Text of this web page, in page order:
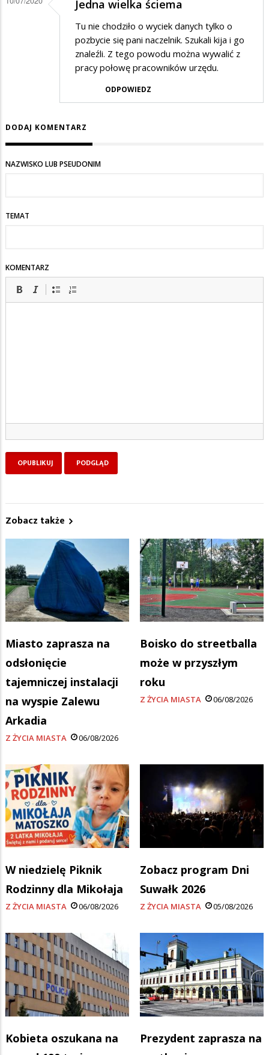
Jedna wielka ściema
Tu nie chodziło o wyciek danych tylko o
pozbycie się pani naczelnik. Szukali kija i go
znaleźli. Z tego powodu można wywalić z
pracy połowę pracowników urzędu.
ODPOWIEDZ
DODAJ KOMENTARZ
NAZWISKO LUB PSEUDONIM
TEMAT
KOMENTARZ
Zobacz także
Miasto zaprasza na
odsłonięcie
tajemniczej instalacji
na wyspie Zalewu
Arkadia
Z ŻYCIA MIASTA 06/08/2026
Boisko do streetballa
może w przyszłym
roku
Z ŻYCIA MIASTA 06/08/2026
W niedzielę Piknik
Rodzinny dla Mikołaja
Z ŻYCIA MIASTA 06/08/2026
Zobacz program Dni
Suwałk 2026
Z ŻYCIA MIASTA 05/08/2026
Kobieta oszukana na
Prezydent zaprasza na